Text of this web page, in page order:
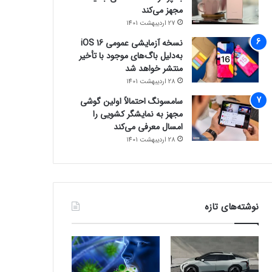
مجهز می‌کند
27 اردیبهشت 1401
نسخه آزمایشی عمومی iOS 16
به‌دلیل باگ‌های موجود با تأخیر
منتشر خواهد شد
28 اردیبهشت 1401
سامسونگ احتمالاً اولین گوشی
مجهز به نمایشگر کشویی را
امسال معرفی می‌کند
28 اردیبهشت 1401
نوشته‌های تازه